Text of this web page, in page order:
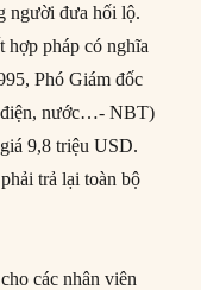
người đưa hối lộ.
hợp pháp có nghĩa
Phó Giám đốc
điện, nước…- NBT)
9,8 triệu USD.
trả lại toàn bộ
các nhân viên